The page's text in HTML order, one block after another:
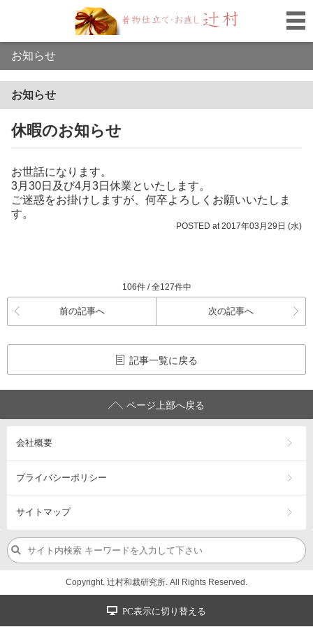
お知らせ
お知らせ
休暇のお知らせ
お世話になります。
3月30日及び4月3日休業といたします。
ご迷惑をお掛けしますが、何卒よろしくお願いいたしま
す。
POSTED at 2017年03月29日 (水)
106件 / 全127件中
前の記事へ 次の記事へ
記事一覧に戻る
ページ上部へ戻る
会社概要
プライバシーポリシー
サイトマップ
Copyright. 辻村和裁研究所. All Rights Reserved.
PC表示に切り替える